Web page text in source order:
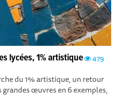
479
lycées, 1% artistique
du 1% artistique, un retour
œuvres en 6 exemples,